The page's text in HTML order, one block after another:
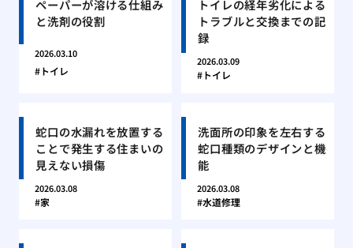
ペーパーが溶ける仕組み
と洗剤の役割
2026.03.10
トイレ
トイレの経年劣化による
トラブルと交換までの記
録
2026.03.09
トイレ
蛇口の水漏れを放置する
ことで発生する住まいの
見えない損傷
2026.03.08
家
洗面所の印象を左右する
蛇口種類のデザインと機
能
2026.03.08
水道修理